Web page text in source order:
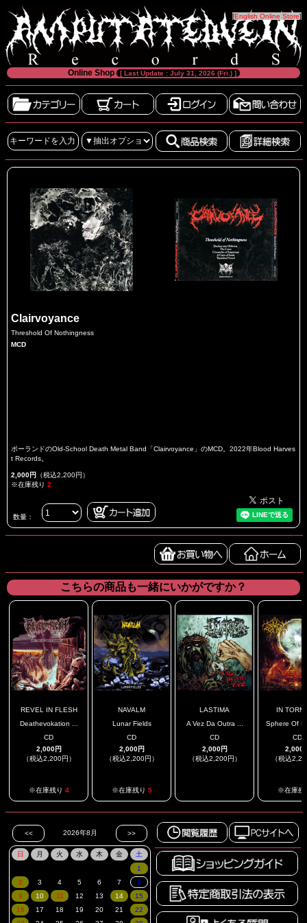
[English Online Store]
Online Shop [ Last Update : July 31, 2026 (Fri.) ]
Clairvoyance
Threshold Of Nothingness
MCD
ポーランドのOld-School Death Metal Band「Clairvoyance」のMCD。2022年Blood Harves
t Records。
2,000円 （税込2,200円）
※在庫残り 2
数量：
こちらの商品も一緒にいかがですか？
REVEL IN FLESH
Deathevokation ...
CD
2,000円
（税込2,200円）
※在庫残り 4
NAVALM
Lunar Fields
CD
2,000円
（税込2,200円）
※在庫残り 5
LASTIMA
A Vez Da Outra ...
CD
2,000円
（税込2,200円）
IN
Sphere Of
CD
2,000
（税込
※在庫残